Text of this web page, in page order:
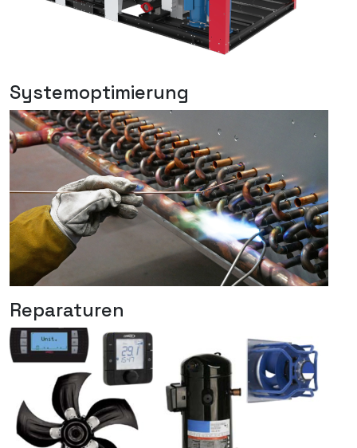
Systemoptimierung
Reparaturen